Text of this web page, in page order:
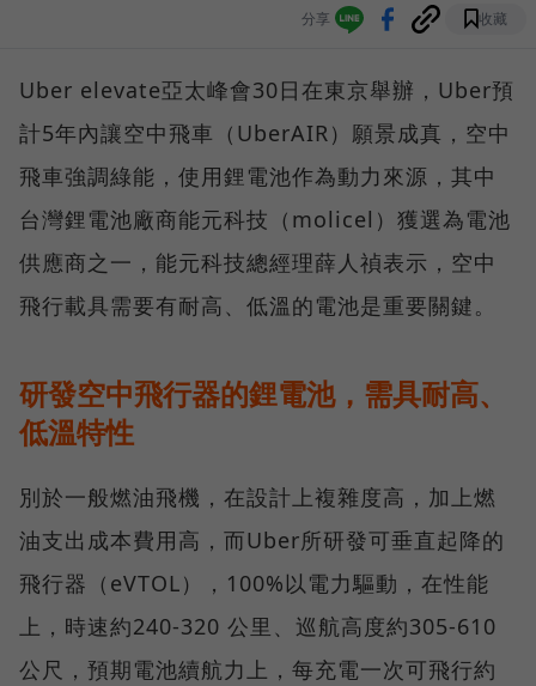
分享 收藏
Uber elevate亞太峰會30日在東京舉辦，Uber預
計5年內讓空中飛車（UberAIR）願景成真，空中
飛車強調綠能，使用鋰電池作為動力來源，其中
台灣鋰電池廠商能元科技（molicel）獲選為電池
供應商之一，能元科技總經理薛人禎表示，空中
飛行載具需要有耐高、低溫的電池是重要關鍵。
研發空中飛行器的鋰電池，需具耐高、
低溫特性
別於一般燃油飛機，在設計上複雜度高，加上燃
油支出成本費用高，而Uber所研發可垂直起降的
飛行器（eVTOL），100%以電力驅動，在性能
上，時速約240-320 公里、巡航高度約305-610
公尺，預期電池續航力上，每充電一次可飛行約